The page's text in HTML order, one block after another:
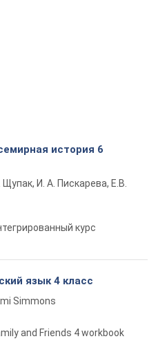
история 6
Щупак, И. А. Пискарева, Е.В.
курс
язык 4 класс
Simmons
and Friends 4 workbook